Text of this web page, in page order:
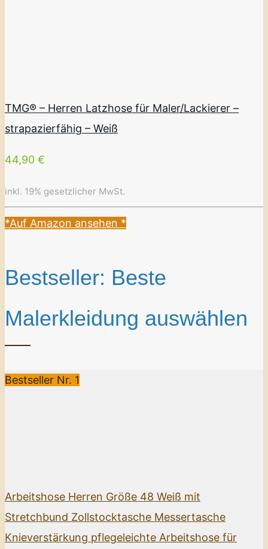
TMG® – Herren Latzhose für Maler/Lackierer –
strapazierfähig – Weiß
44,90 €
inkl. 19% gesetzlicher MwSt.
*Auf Amazon ansehen *
Bestseller: Beste
Malerkleidung auswählen
Bestseller Nr. 1
Arbeitshose Herren Größe 48 Weiß mit
Stretchbund Zollstocktasche Messertasche
Knieverstärkung pflegeleichte Arbeitshose für